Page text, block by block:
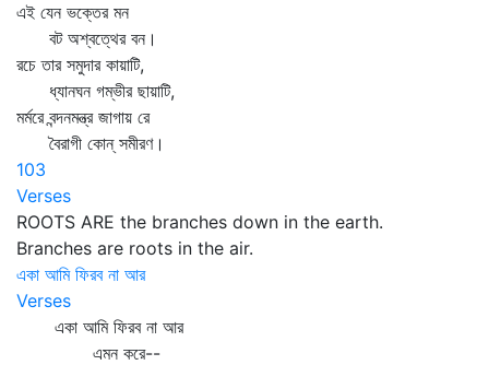
এই যেন ভক্তের মন
বট অশ্বত্থের বন।
রচে তার সমুদার কায়াটি,
ধ্যানঘন গম্ভীর ছায়াটি,
মর্মরে বন্দনমন্ত্র জাগায় রে
বৈরাগী কোন্‌ সমীরণ।
103
Verses
ROOTS ARE the branches down in the earth.
Branches are roots in the air.
একা আমি ফিরব না আর
Verses
একা আমি ফিরব না আর
এমন করে--